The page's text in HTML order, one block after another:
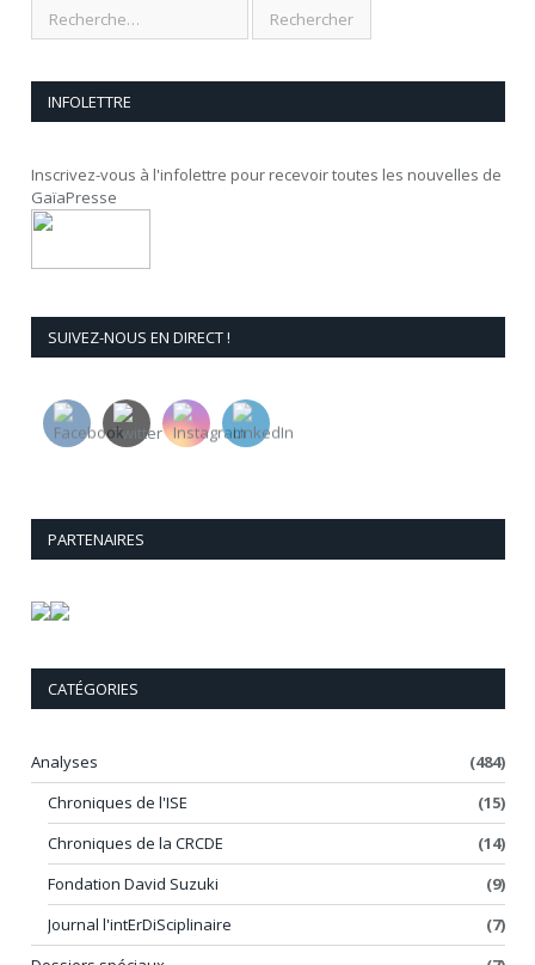
INFOLETTRE
Inscrivez-vous à l'infolettre pour recevoir toutes les nouvelles de
GaïaPresse
SUIVEZ-NOUS EN DIRECT !
PARTENAIRES
CATÉGORIES
Analyses
(484)
Chroniques de l'ISE
(15)
Chroniques de la CRCDE
(14)
Fondation David Suzuki
(9)
Journal l'intErDiSciplinaire
(7)